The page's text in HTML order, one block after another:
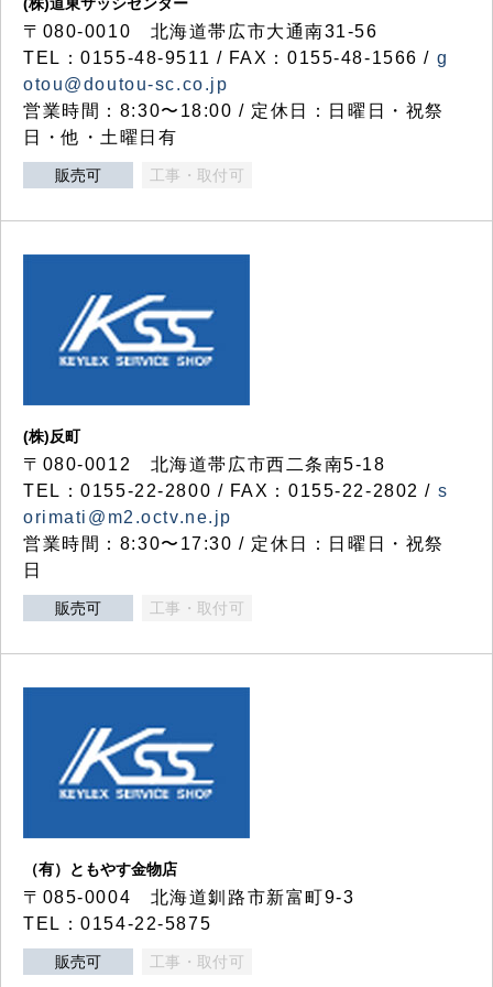
〒080-0010 北海道帯広市大通南31-56
TEL：0155-48-9511 / FAX：0155-48-1566 / g
otou@doutou-sc.co.jp
営業時間：8:30〜18:00 / 定休日：日曜日・祝祭
日・他・土曜日有
販売可 工事・取付可
(株)反町
〒080-0012 北海道帯広市西二条南5-18
TEL：0155-22-2800 / FAX：0155-22-2802 / s
orimati@m2.octv.ne.jp
営業時間：8:30〜17:30 / 定休日：日曜日・祝祭
日
販売可 工事・取付可
（有）ともやす金物店
〒085-0004 北海道釧路市新富町9-3
TEL：0154-22-5875
販売可 工事・取付可